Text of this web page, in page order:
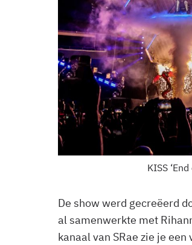
KISS
De show werd gecreëerd
al samenwerkte met
kanaal van SRae zie je